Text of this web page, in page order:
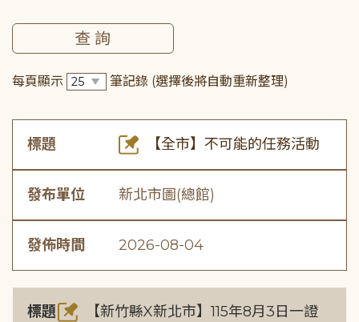
每頁顯示 筆記錄 (選擇後將自動重新整理)
標題 【全市】不可能的任務活動
發布單位 新北市圖(總館)
發佈時間 2026-08-04
標題
【新竹縣X新北市】115年8月3日一證